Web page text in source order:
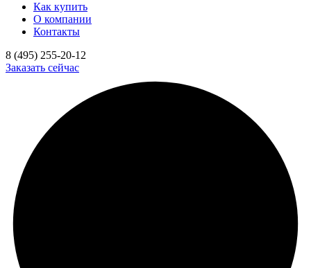
Как купить
О компании
Контакты
8 (495) 255-20-12
Заказать сейчас